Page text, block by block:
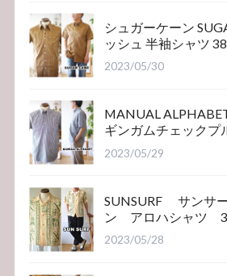
シュガーケーン
ッシュ 半袖シャツ
2023/05/30
MANUAL
ギンガムチェックプ
ンダウンシャツ
2023/05/29
SUNSURF サンサ
ン アロハシャツ
ャツ
2023/05/28